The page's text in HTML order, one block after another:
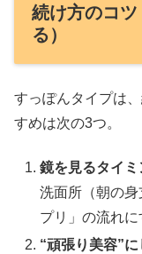
続け方のコ
る）
すっぽんタイプは
すめは次の3つ。
鏡を見るタイミ
洗面所（朝の
プリ」の流れに
“頑張り美容”